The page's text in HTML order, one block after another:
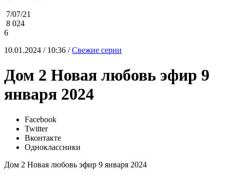
7/07/21
8 024
6
10.01.2024 / 10:36 /Свежие серии
Дом 2 Новая любовь эфир 9
января 2024
Facebook
Twitter
Вконтакте
Одноклассники
Дом 2 Новая любовь эфир 9 января 2024